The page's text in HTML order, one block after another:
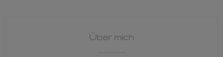
Über mich